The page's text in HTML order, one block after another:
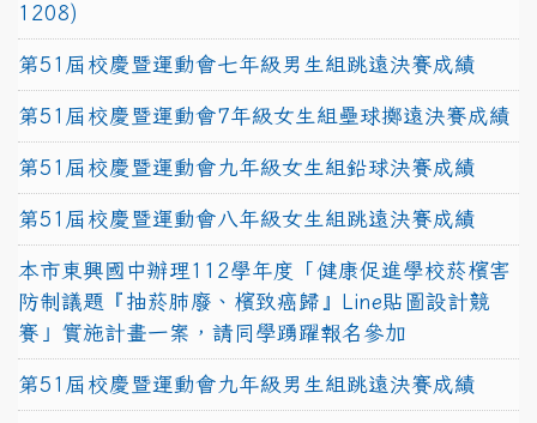
1208)
第51屆校慶暨運動會七年級男生組跳遠決賽成績
第51屆校慶暨運動會7年級女生組壘球擲遠決賽成績
第51屆校慶暨運動會九年級女生組鉛球決賽成績
第51屆校慶暨運動會八年級女生組跳遠決賽成績
本市東興國中辦理112學年度「健康促進學校菸檳害
防制議題『抽菸肺廢、檳致癌歸』Line貼圖設計競
賽」實施計畫一案，請同學踴躍報名參加
第51屆校慶暨運動會九年級男生組跳遠決賽成績